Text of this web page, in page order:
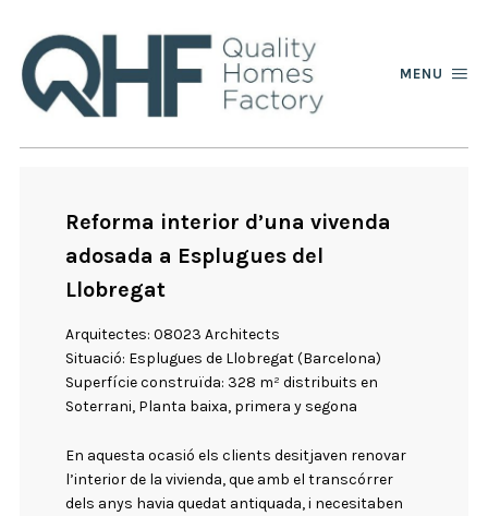
MENU
Reforma interior d’una vivenda
adosada a Esplugues del
Llobregat
Arquitectes: 08023 Architects
Situació: Esplugues de Llobregat (Barcelona)
Superfície construïda: 328 m² distribuits en
Soterrani, Planta baixa, primera y segona
En aquesta ocasió els clients desitjaven renovar
l’interior de la vivienda, que amb el transcórrer
dels anys havia quedat antiquada, i necesitaben